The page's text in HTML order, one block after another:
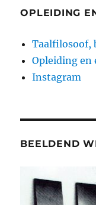
OPLEIDING
Taalfilosoof,
Opleiding en
Instagram
BEELDEND